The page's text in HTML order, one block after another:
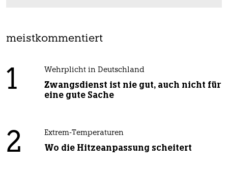
meistkommentiert
1 Wehrplicht in Deutschland
Zwangsdienst ist nie gut, auch nicht für
eine gute Sache
2 Extrem-Temperaturen
Wo die Hitzeanpassung scheitert